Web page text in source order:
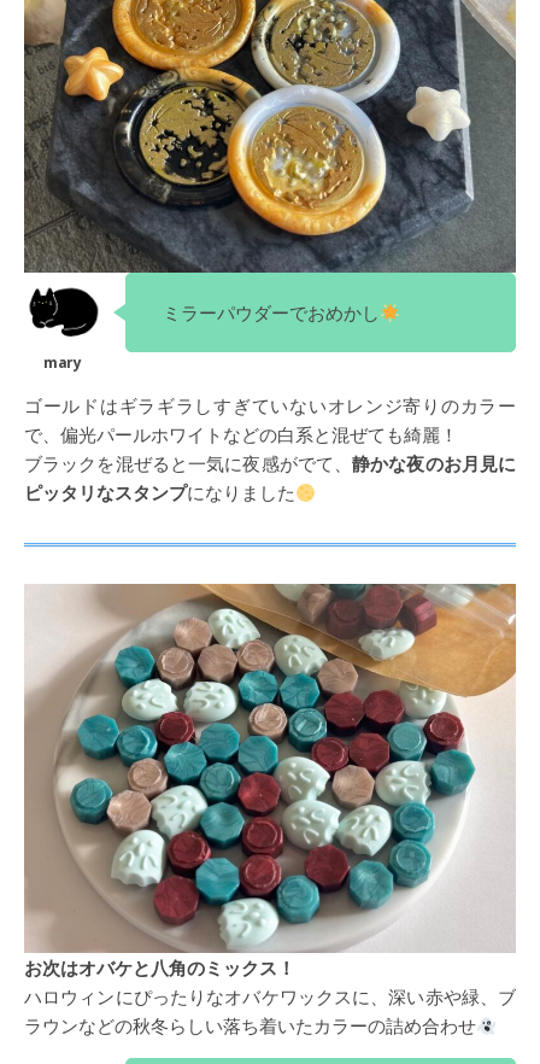
ミラーパウダーでおめかし
ゴールドはギラギラしすぎていないオレンジ寄りのカラー
で、偏光パールホワイトなどの白系と混ぜても綺麗！
ブラックを混ぜると一気に夜感がでて、静かな夜のお月見に
ピッタリなスタンプになりました
お次はオバケと八角のミックス！
ハロウィンにぴったりなオバケワックスに、深い赤や緑、ブ
ラウンなどの秋冬らしい落ち着いたカラーの詰め合わせ